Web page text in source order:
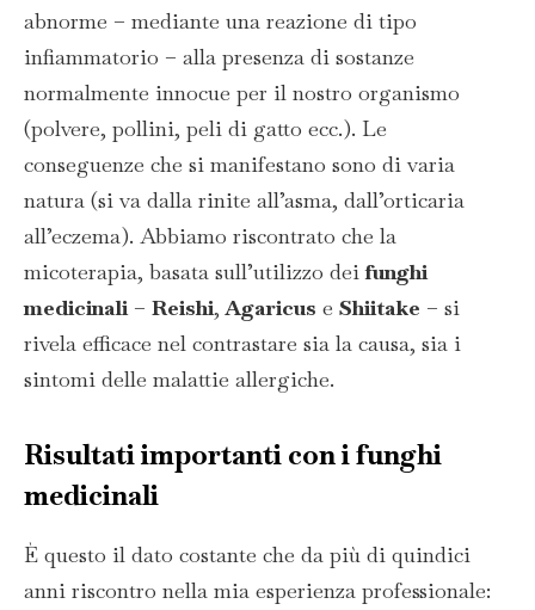
abnorme – mediante una reazione di tipo
infiammatorio – alla presenza di sostanze
normalmente innocue per il nostro organismo
(polvere, pollini, peli di gatto ecc.). Le
conseguenze che si manifestano sono di varia
natura (si va dalla rinite all’asma, dall’orticaria
all’eczema). Abbiamo riscontrato che la
micoterapia, basata sull’utilizzo deifunghi
medicinali– Reishi,Agaricus e Shiitake – si
rivela efficace nel contrastare sia la causa, sia i
sintomi delle malattie allergiche.
Risultati importanti con ifunghi
medicinali
È questo il dato costante che da più di quindici
anni riscontro nella mia esperienza professionale: